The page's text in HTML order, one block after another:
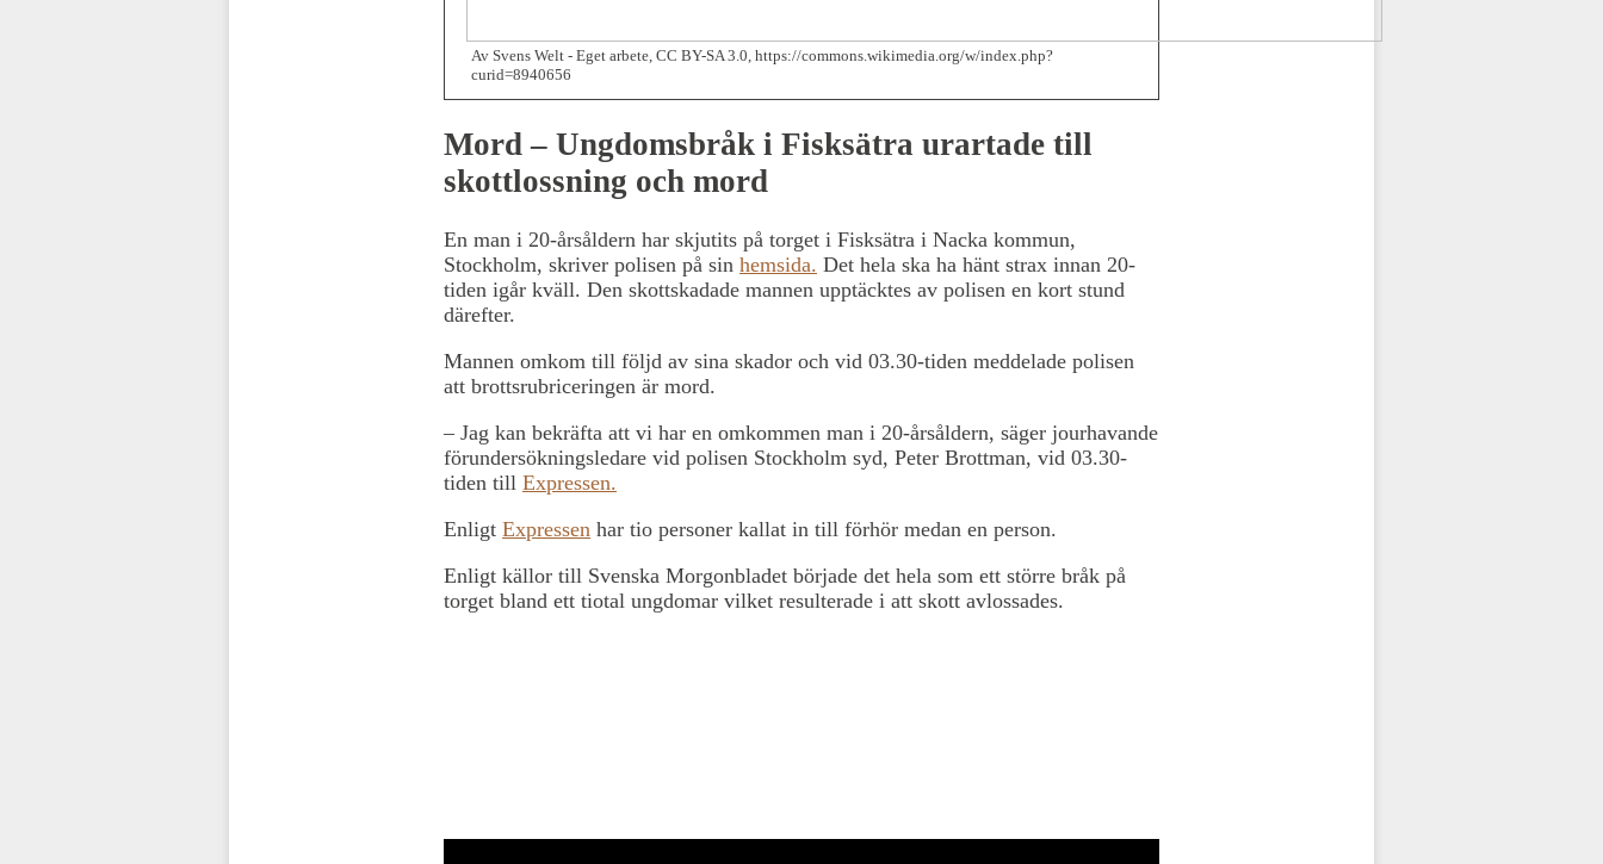
Av Svens Welt - Eget arbete, CC BY-SA 3.0, https://commons.wikimedia.org/w/index.php?
curid=8940656
Mord – Ungdomsbråk i Fisksätra urartade till
skottlossning och mord
En man i 20-årsåldern har skjutits på torget i Fisksätra i Nacka kommun,
Stockholm, skriver polisen på sin hemsida. Det hela ska ha hänt strax innan 20-
tiden igår kväll. Den skottskadade mannen upptäcktes av polisen en kort stund
därefter.
Mannen omkom till följd av sina skador och vid 03.30-tiden meddelade polisen
att brottsrubriceringen är mord.
– Jag kan bekräfta att vi har en omkommen man i 20-årsåldern, säger jourhavande
förundersökningsledare vid polisen Stockholm syd, Peter Brottman, vid 03.30-
tiden till Expressen.
Enligt Expressen har tio personer kallat in till förhör medan en person.
Enligt källor till Svenska Morgonbladet började det hela som ett större bråk på
torget bland ett tiotal ungdomar vilket resulterade i att skott avlossades.